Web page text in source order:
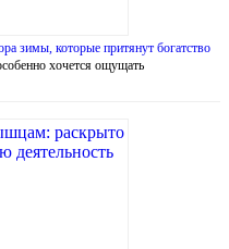
зимы, которые притянут богатство
хочется ощущать